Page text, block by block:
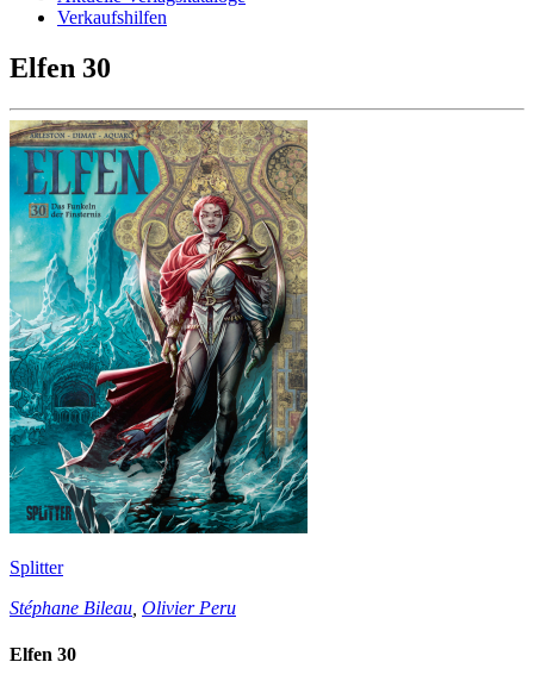
Verkaufshilfen
Elfen 30
Splitter
Stéphane Bileau Olivier Peru
Elfen 30